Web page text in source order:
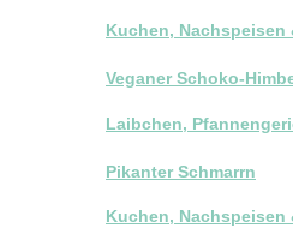
Kuchen, Nachspeisen
Veganer Schoko-
Laibchen,
Pikanter Schmarrn
Kuchen, Nachspeisen